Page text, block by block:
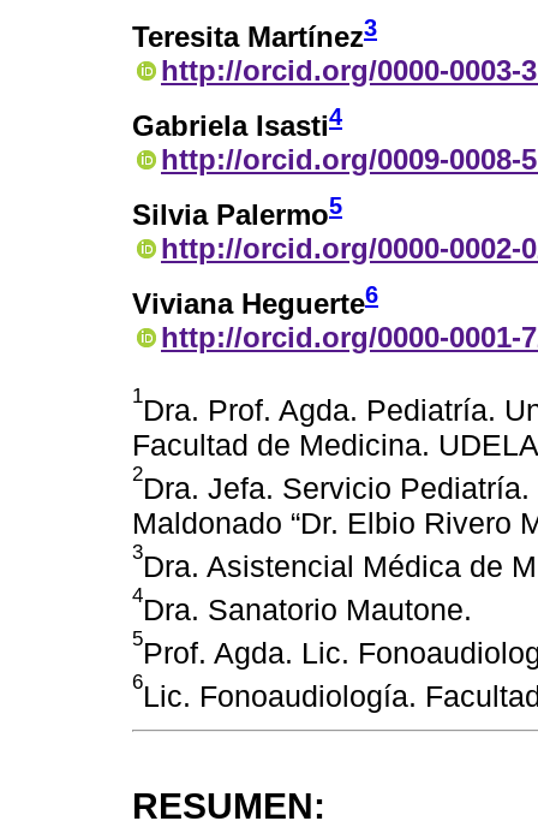
Teresita Martínez3
http://orcid.org/0000-0003-
Gabriela Isasti4
http://orcid.org/0009-0008-
Silvia Palermo5
http://orcid.org/0000-0002-
Viviana Heguerte6
http://orcid.org/0000-0001-
1Dra. Prof. Agda. Pediatría.
Facultad de Medicina.
2Dra. Jefa. Servicio
Maldonado “Dr. Elbio Rivero
3Dra. Asistencial Médica de
4Dra. Sanatorio Mautone.
5Prof. Agda. Lic.
6Lic. Fonoaudiología.
RESUMEN: